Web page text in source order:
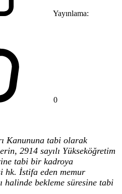
Yayınlama:
0
Kanununa tabi olarak
2914 sayılı Yükseköğretim
tabi bir kadroya
hk. İstifa eden memur
halinde bekleme süresine tabi